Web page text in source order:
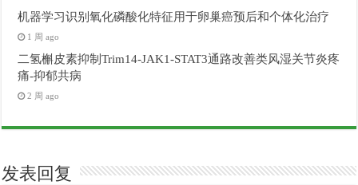
机器学习识别氧化磷酸化特征用于卵巢癌预后和个体化治疗
1 周 ago
二氢槲皮素抑制Trim14-JAK1-STAT3通路改善类风湿关节炎疼
痛-抑郁共病
2 周 ago
发表回复